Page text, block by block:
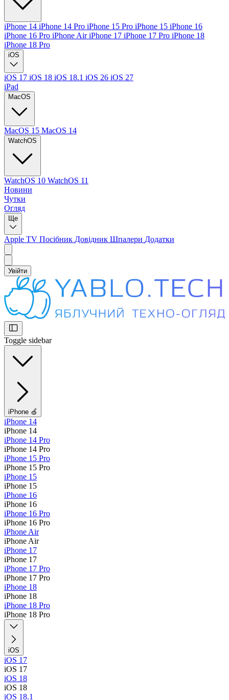
iPhone 14 iPhone 14 Pro iPhone 15 Pro iPhone 15 iPhone 16
iPhone 16 Pro iPhone AiriPhone 17 iPhone 17 Pro iPhone 18
iPhone 18 Pro
iOS
iOS 17 iOS 18 iOS 18.1 iOS 26 iOS 27
iPad
MacOS
MacOS 15 MacOS 14
WatchOS
WatchOS 10 WatchOS 11
Новини
Чутки
Огляд
Ще
Apple TV Посібник Довідник Шпалери Додатки
Увійти
Toggle sidebar
iPhone 🍏
iPhone 14
iPhone 14
iPhone 14 Pro
iPhone 14 Pro
iPhone 15 Pro
iPhone 15 Pro
iPhone 15
iPhone 15
iPhone 16
iPhone 16
iPhone 16 Pro
iPhone 16 Pro
iPhone Air
iPhone Air
iPhone 17
iPhone 17
iPhone 17 Pro
iPhone 17 Pro
iPhone 18
iPhone 18
iPhone 18 Pro
iPhone 18 Pro
iOS
iOS 17
iOS 17
iOS 18
iOS 18
iOS 18.1